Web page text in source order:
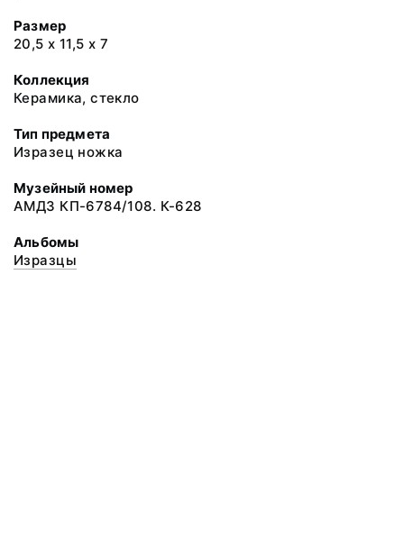
Размер
20,5 х 11,5 х 7
Коллекция
Керамика, стекло
Тип предмета
Изразец ножка
Музейный номер
АМДЗ КП-6784/108. К-628
Альбомы
Изразцы